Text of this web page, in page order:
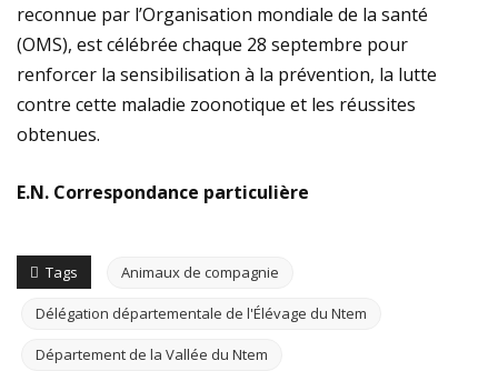
reconnue par l’Organisation mondiale de la santé
(OMS), est célébrée chaque 28 septembre pour
renforcer la sensibilisation à la prévention, la lutte
contre cette maladie zoonotique et les réussites
obtenues.
E.N. Correspondance particulière
Tags Animaux de compagnie
Délégation départementale de l'Élévage du Ntem
Département de la Vallée du Ntem